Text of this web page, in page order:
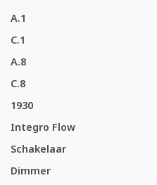
A.1
C.1
A.8
C.8
1930
Integro Flow
Schakelaar
Dimmer